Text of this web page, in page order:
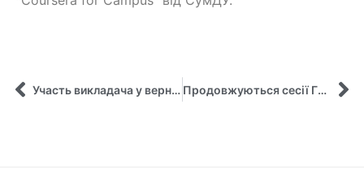
Участь викладача у вернісажі-практикумі «Підприємливість і профорієнтація у функціонуванні сучасного закладу освіти» Продовжуються сесії Глобальної Віртуальної програми ” Excellence in Teaching & Research”.